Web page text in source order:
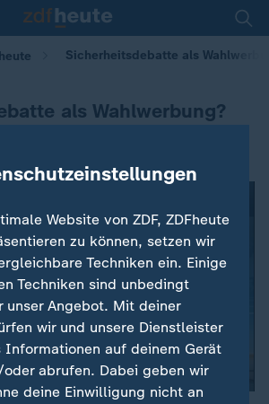
heute Sicherheitsdebatte als
als Wahlwerbung?
Website von ZDF, ZDFheute
zu können, setzen wir
Techniken ein. Einige
Techniken sind unbedingt
Angebot. Mit deiner
wir und unsere Dienstleister
Informationen auf deinem Gerät
abrufen. Dabei geben wir
deine Einwilligung nicht an